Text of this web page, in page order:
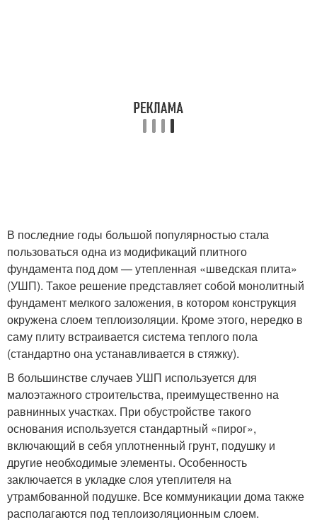
В последние годы большой популярностью стала
пользоваться одна из модификаций плитного
фундамента под дом — утепленная «шведская плита»
(УШП). Такое решение представляет собой монолитный
фундамент мелкого заложения, в котором конструкция
окружена слоем теплоизоляции. Кроме этого, нередко в
саму плиту встраивается система теплого пола
(стандартно она устанавливается в стяжку).
В большинстве случаев УШП используется для
малоэтажного строительства, преимущественно на
равнинных участках. При обустройстве такого
основания используется стандартный «пирог»,
включающий в себя уплотненный грунт, подушку и
другие необходимые элементы. Особенность
заключается в укладке слоя утеплителя на
утрамбованной подушке. Все коммуникации дома также
располагаются под теплоизоляционным слоем.